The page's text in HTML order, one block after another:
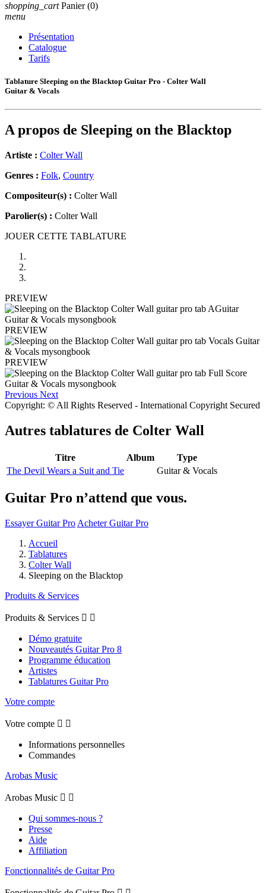
shopping_cart Panier (0)
menu
Présentation
Catalogue
Tarifs
Tablature Sleeping on the Blacktop Guitar Pro - Colter Wall
Guitar & Vocals
A propos de Sleeping on the Blacktop
Artiste : Colter Wall
Genres : Folk, Country
Compositeur(s) : Colter Wall
Parolier(s) : Colter Wall
JOUER CETTE TABLATURE
PREVIEW
PREVIEW
PREVIEW
Previous Next
Copyright: © All Rights Reserved - International Copyright Secured
Autres tablatures de Colter Wall
Titre Album
Type
The Devil Wears a Suit and Tie
Guitar & Vocals
Guitar Pro n’attend que vous.
Essayer Guitar Pro Acheter Guitar Pro
Accueil
Tablatures
Colter Wall
Sleeping on the Blacktop
Produits & Services
Produits & Services  
Démo gratuite
Nouveautés Guitar Pro 8
Programme éducation
Artistes
Tablatures Guitar Pro
Votre compte
Votre compte  
Informations personnelles
Commandes
Arobas Music
Arobas Music  
Qui sommes-nous ?
Presse
Aide
Affiliation
Fonctionnalités de Guitar Pro